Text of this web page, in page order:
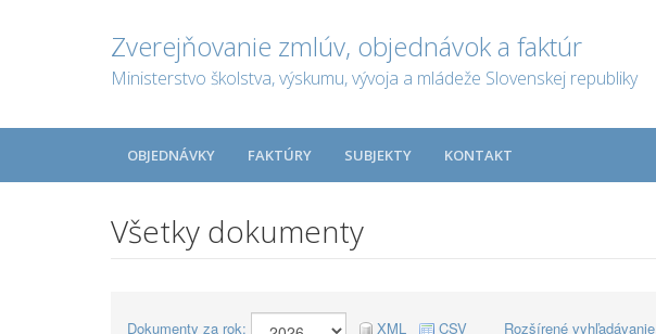
Zverejňovanie zmlúv, objednávok a faktúr
Ministerstvo školstva, výskumu, vývoja a mládeže Slovenskej republiky
OBJEDNÁVKY FAKTÚRY SUBJEKTY KONTAKT
Všetky dokumenty
Dokumenty za rok: XML CSV Rozšírené vyhľadávanie